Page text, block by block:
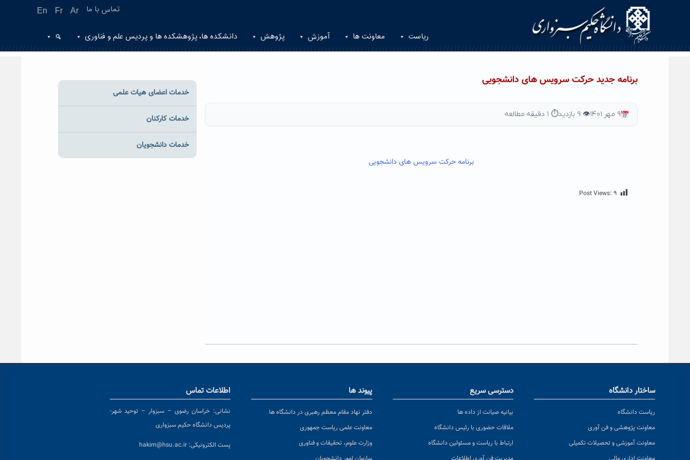
En Fr Ar تماس با ما
ریاست معاونت ها آموزش پژوهش دانشکده ها، پژوهشکده ها و پردیس علم و فناوری
برنامه جدید حرکت سرویس های دانشجویی
۹ مهر ۱۴۰۱ 👁 ۹ بازدید ⏱ ۱ دقیقه مطالعه
برنامه حرکت سرویس های دانشجویی
Post Views: ۹
خدمات اعضای هیات علمی
خدمات کارکنان
خدمات دانشجویان
ساختار دانشگاه
ریاست دانشگاه
معاونت پژوهشی و فن آوری
معاونت آموزشی و تحصیلات تکمیلی
دسترسی سریع
بیانیه صیانت از داده ها
ملاقات حضوری با رئیس دانشگاه
ارتباط با ریاست و مسئولین دانشگاه
پیوند ها
دفتر نهاد مقام معظم رهبری در دانشگاه ها
معاونت علمی ریاست جمهوری
وزارت علوم، تحقیقات و فناوری
اطلاعات تماس
نشانی: خراسان رضوی – سبزوار – توحید شهر-
پردیس دانشگاه حکیم سبزواری
پست الکترونیکی: hakim@hsu.ac.ir